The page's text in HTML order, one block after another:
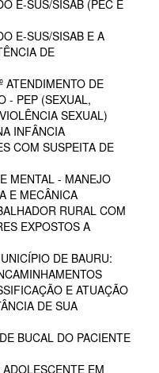
E-SUS/SISAB (PEC E
E-SUS/SISAB E A
DE
ATENDIMENTO DE
- PEP (SEXUAL,
SEXUAL)
INFÂNCIA
COM SUSPEITA DE
MENTAL - MANEJO
E MECÂNICA
RURAL COM
EXPOSTOS A
DE BAURU:
E ATUAÇÃO
DE SUA
BUCAL DO PACIENTE
EM